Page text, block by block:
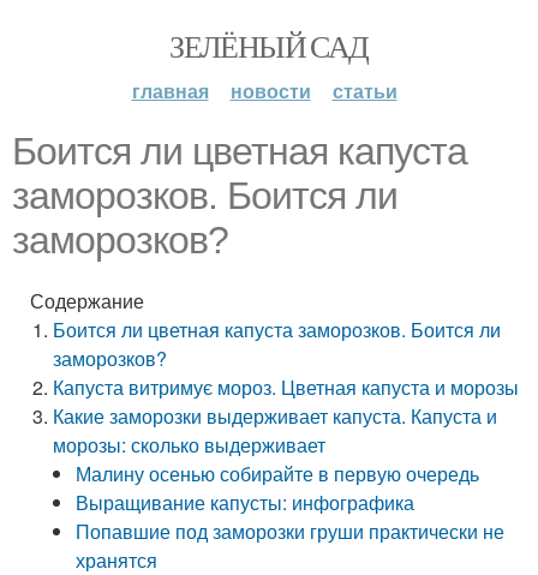
ЗЕЛЁНЫЙ САД
главная новости статьи
Боится ли цветная капуста
заморозков. Боится ли
заморозков?
Содержание
Боится ли цветная капуста заморозков. Боится ли
заморозков?
Капуста витримує мороз. Цветная капуста и морозы
Какие заморозки выдерживает капуста. Капуста и
морозы: сколько выдерживает
Малину осенью собирайте в первую очередь
Выращивание капусты: инфографика
Попавшие под заморозки груши практически не
хранятся